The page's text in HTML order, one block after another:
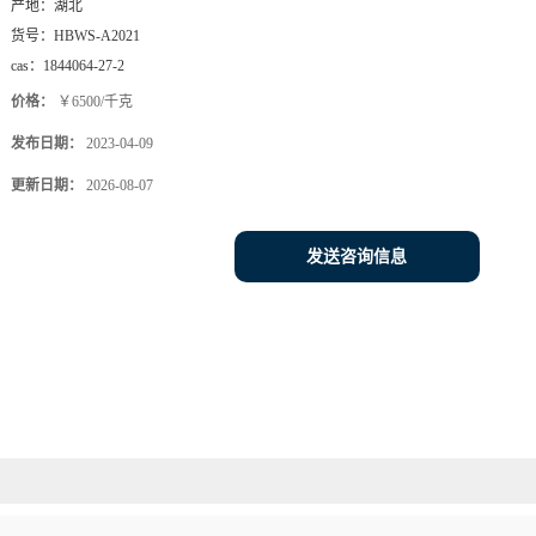
产地： 湖北
货号： HBWS-A2021
cas： 1844064-27-2
价格： ￥6500/千克
发布日期： 2023-04-09
更新日期： 2026-08-07
发送咨询信息